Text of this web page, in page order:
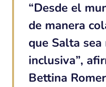
“Desde el
de manera
que Salta
inclusiva”,
Bettina